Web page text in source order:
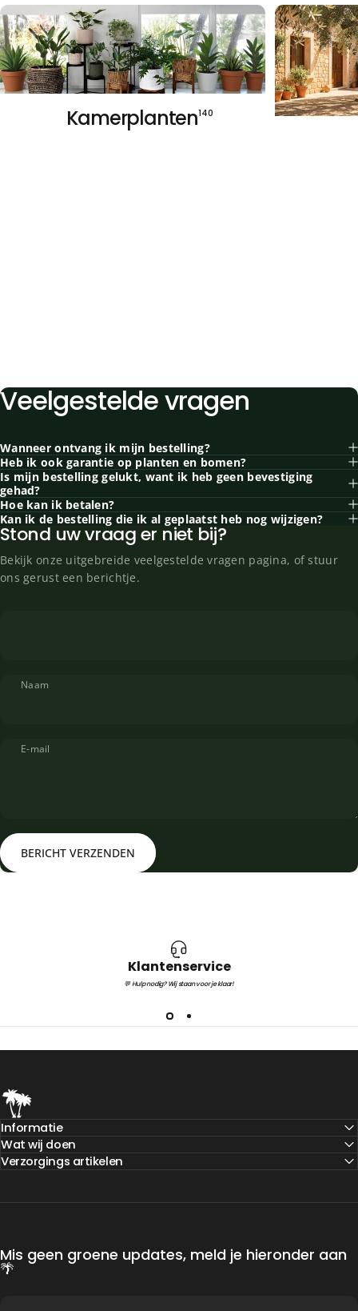
Kamerplanten140
Veelgesteldevragen
Wanneer ontvang ik mijn bestelling?
Heb ik ook garantie op planten en bomen?
Is mijn bestelling gelukt, want ik heb geen bevestiging
gehad?
Hoe kan ik betalen?
Kan ik de bestelling die ik al geplaatst heb nog wijzigen?
Stond uw vraag er niet bij?
Bekijk onze uitgebreide veelgestelde vragen pagina, of stuur
ons gerust een berichtje.
Naam
E-mail
Bericht verzenden
BERICHT VERZENDEN
Klantenservice
💬 Hulp nodig? Wij staan voor je klaar!
Teeninga Palmen
Informatie
Wat wij doen
Verzorgings artikelen
Mis geen groene updates, meld je hieronder aan
🌴